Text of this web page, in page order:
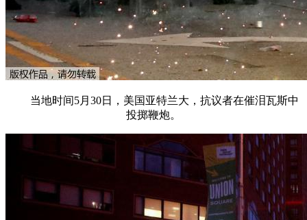
当地时间5月30日，美国亚特兰大，抗议者在催泪瓦斯中
投掷鞭炮。